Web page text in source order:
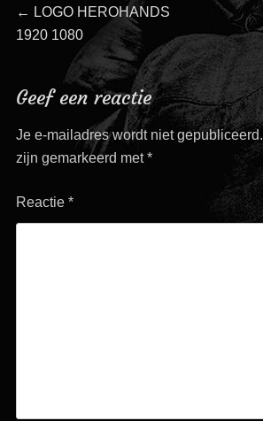
Bericht
navigatie
← Vorig
bericht:
LOGO HEROHANDS
1920 1080
Geef een reactie
Je e-mailadres wordt niet gepubliceerd.
zijn gemarkeerd met*
Reactie *